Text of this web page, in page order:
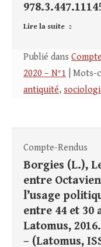
Lire la suite
Publié dans
2020 – N°1 | Mots-
antiquité,
Compte-Rendus
Borgies (L.),
entre
l’usage
entre 44 et 30
Latomus,
– (Latomus,